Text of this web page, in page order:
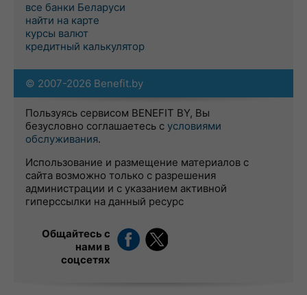
все банки Беларуси
найти на карте
курсы валют
кредитный калькулятор
© 2007-2026 Benefit.by
Пользуясь сервисом BENEFIT BY, Вы
безусловно соглашаетесь с условиями
обслуживания.
Использование и размещение материалов с
сайта возможно только с разрешения
администрации и с указанием активной
гиперссылки на данный ресурс
Общайтесь с
нами в
соцсетях